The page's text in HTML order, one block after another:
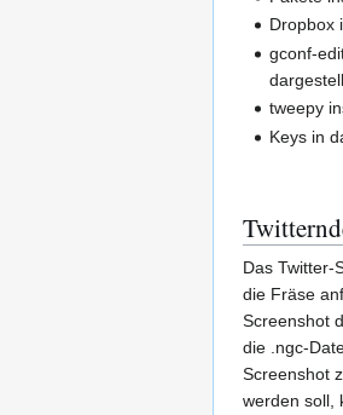
Dropbox
gconf-
tweepy
Keys in
Das Twitter-
die Fräse
Screenshot
die .ngc-
Screenshot
werden soll,